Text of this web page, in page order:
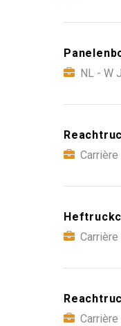
NL - W
Carrière
Carrière
Carrière